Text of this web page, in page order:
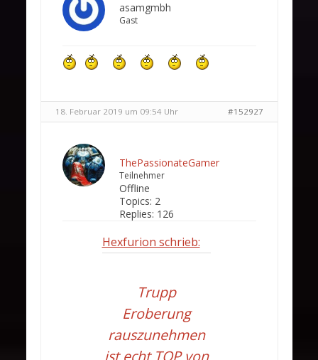
asamgmbh
Gast
18. Februar 2019 um 09:54 Uhr #152927
ThePassionateGamer
Teilnehmer
Offline
Topics: 2
Replies: 126
Hexfurion schrieb:
Trupp
Eroberung
rauszunehmen
ist echt TOP von